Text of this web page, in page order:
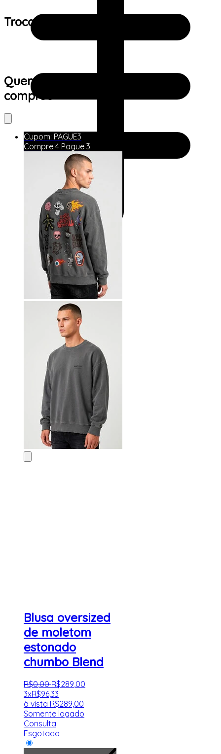
Trocas e devoluções:
Quem viu este produto também
comprou
Blusa oversized
de moletom
estonado
chumbo Blend
R$0,00 R$289,00
3xR$96,33
à vista R$289,00
Somente logado
Consulta
Esgotado